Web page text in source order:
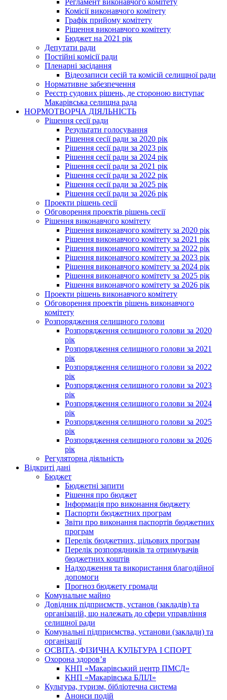
Регламент виконавчого комітету
Комісії виконавчого комітету
Графік прийому комітету
Рішення виконавчого комітету
Бюджет на 2021 рік
Депутати ради
Постійні комісії ради
Пленарні засідання
Відеозаписи сесій та комісій селищної ради
Нормативне забезпечення
Реєстр судових рішень, де стороною виступає
Макарівська селищна рада
НОРМОТВОРЧА ДІЯЛЬНІСТЬ
Рішення сесії ради
Результати голосування
Рішення сесії ради за 2020 рік
Рішення сесії ради за 2023 рік
Рішення сесії ради за 2024 рік
Рішення сесії ради за 2021 рік
Рішення сесії ради за 2022 рік
Рішення сесії ради за 2025 рік
Рішення сесії ради за 2026 рік
Проекти рішень сесії
Обговорення проектів рішень сесії
Рішення виконавчого комітету
Рішення виконавчого комітету за 2020 рік
Рішення виконавчого комітету за 2021 рік
Рішення виконавчого комітету за 2022 рік
Рішення виконавчого комітету за 2023 рік
Рішення виконавчого комітету за 2024 рік
Рішення виконавчого комітету за 2025 рік
Рішення виконавчого комітету за 2026 рік
Проекти рішень виконавчого комітету
Обговорення проектів рішень виконавчого
комітету
Розпорядження селищного голови
Розпорядження селищного голови за 2020
рік
Розпорядження селищного голови за 2021
рік
Розпорядження селищного голови за 2022
рік
Розпорядження селищного голови за 2023
рік
Розпорядження селищного голови за 2024
рік
Розпорядження селищного голови за 2025
рік
Розпорядження селищного голови за 2026
рік
Регуляторна діяльність
Відкриті дані
Бюджет
Бюджетні запити
Рішення про бюджет
Інформація про виконання бюджету
Паспорти бюджетних програм
Звіти про виконання паспортів бюджетних
програм
Перелік бюджетних, цільових програм
Перелік розпорядників та отримувачів
бюджетних коштів
Надходження та використання благодійної
допомоги
Прогноз бюджету громади
Комунальне майно
Довідник підприємств, установ (закладів) та
організацій, що належать до сфери управління
селищної ради
Комунальні підприємства, установи (заклади) та
організації
ОСВІТА, ФІЗИЧНА КУЛЬТУРА І СПОРТ
Охорона здоров’я
КНП «Макарівський центр ПМСД»
КНП «Макарівська БЛІЛ»
Культура, туризм, бібліотечна система
Анонси подій